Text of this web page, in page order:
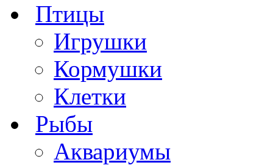
Птицы
Игрушки
Кормушки
Клетки
Рыбы
Аквариумы